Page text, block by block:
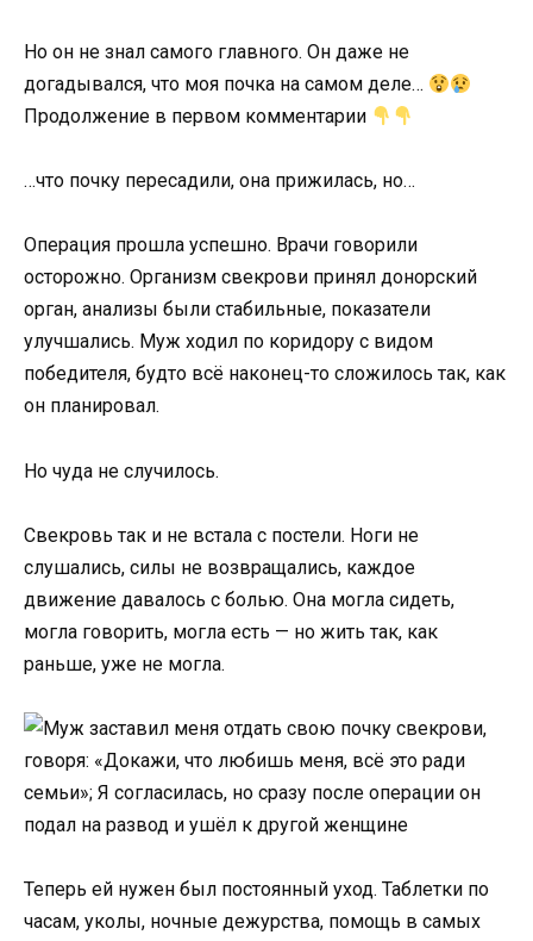
Но он не знал самого главного. Он даже не
догадывался, что моя почка на самом деле…
Продолжение в первом комментарии
…что почку пересадили, она прижилась, но…
Операция прошла успешно. Врачи говорили
осторожно. Организм свекрови принял донорский
орган, анализы были стабильные, показатели
улучшались. Муж ходил по коридору с видом
победителя, будто всё наконец-то сложилось так, как
он планировал.
Но чуда не случилось.
Свекровь так и не встала с постели. Ноги не
слушались, силы не возвращались, каждое
движение давалось с болью. Она могла сидеть,
могла говорить, могла есть — но жить так, как
раньше, уже не могла.
Теперь ей нужен был постоянный уход. Таблетки по
часам, уколы, ночные дежурства, помощь в самых